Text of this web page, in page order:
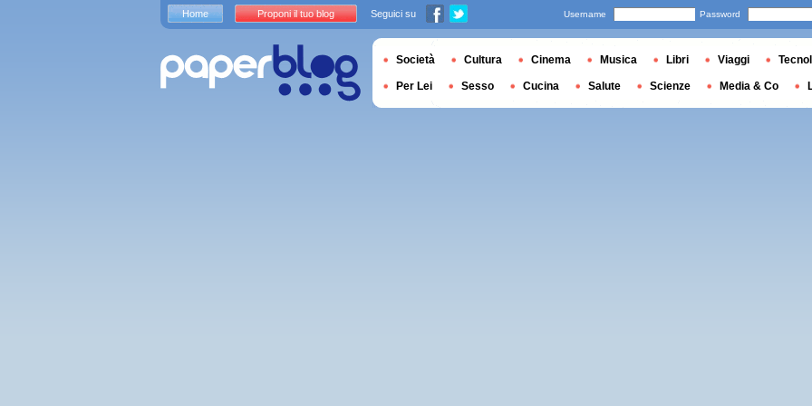
Home Proponi il tuo blog Seguici su Username Password
Società Cultura Cinema Musica Libri Viaggi
Per Lei Sesso Cucina Salute Scienze Media & Co